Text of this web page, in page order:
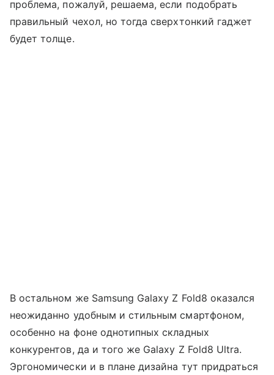
проблема, пожалуй, решаема, если подобрать
правильный чехол, но тогда сверхтонкий гаджет
будет толще.
В остальном же Samsung Galaxy Z Fold8 оказался
неожиданно удобным и стильным смартфоном,
особенно на фоне однотипных складных
конкурентов, да и того же Galaxy Z Fold8 Ultra.
Эргономически и в плане дизайна тут придраться